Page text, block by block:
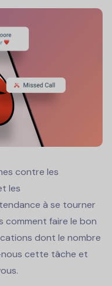
contre les
les
à se tourner
comment faire le bon
dont le nombre
cette tâche et